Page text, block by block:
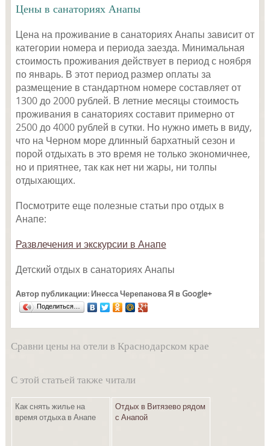
Цены в санаториях Анапы
Цена на проживание в санаториях Анапы зависит от
категории номера и периода заезда. Минимальная
стоимость проживания действует в период с ноября
по январь. В этот период размер оплаты за
размещение в стандартном номере составляет от
1300 до 2000 рублей. В летние месяцы стоимость
проживания в санаториях составит примерно от
2500 до 4000 рублей в сутки. Но нужно иметь в виду,
что на Черном море длинный бархатный сезон и
порой отдыхать в это время не только экономичнее,
но и приятнее, так как нет ни жары, ни толпы
отдыхающих.
Посмотрите еще полезные статьи про отдых в
Анапе:
Развлечения и экскурсии в Анапе
Детский отдых в санаториях Анапы
Автор публикации: Инесса Черепанова Я в Google+
Поделиться…
Сравни цены на отели в Краснодарском крае
С этой статьей также читали
Как снять жилье на
время отдыха в Анапе
Отдых в Витязево рядом
с Анапой